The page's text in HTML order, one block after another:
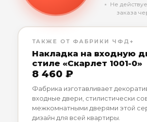
﹡ Не
заказа
ТАКЖЕ ОТ ФАБРИКИ ЧФД+
Накладка на входную
стиле «Скарлет 1001-0»
8 460 ₽
Фабрика изготавливает
входные двери, стилистически
межкомнатными дверями этой
дизайн для всей квартиры.